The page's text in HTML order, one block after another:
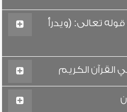
تعالى: (ويدرأ
القرآن الكريم